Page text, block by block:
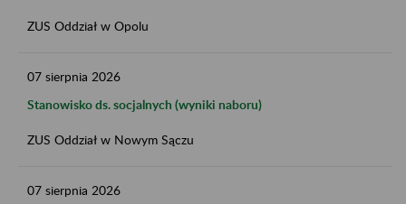
ZUS Oddział w Opolu
07 sierpnia 2026
Stanowisko ds. socjalnych (wyniki naboru)
ZUS Oddział w Nowym Sączu
07 sierpnia 2026